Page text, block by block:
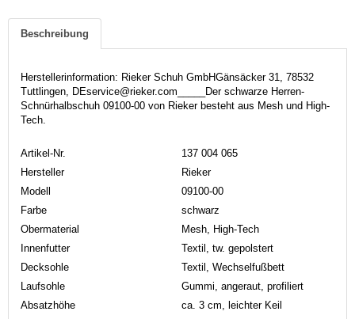
Beschreibung
Herstellerinformation: Rieker Schuh GmbHGänsäcker 31, 78532
Tuttlingen, DEservice@rieker.com_____Der schwarze Herren-
Schnürhalbschuh 09100-00 von Rieker besteht aus Mesh und High-
Tech.
Artikel-Nr.
137 004 065
Hersteller
Rieker
Modell
09100-00
Farbe
schwarz
Obermaterial
Mesh, High-Tech
Innenfutter
Textil, tw. gepolstert
Decksohle
Textil, Wechselfußbett
Laufsohle
Gummi, angeraut, profiliert
Absatzhöhe
ca. 3 cm, leichter Keil